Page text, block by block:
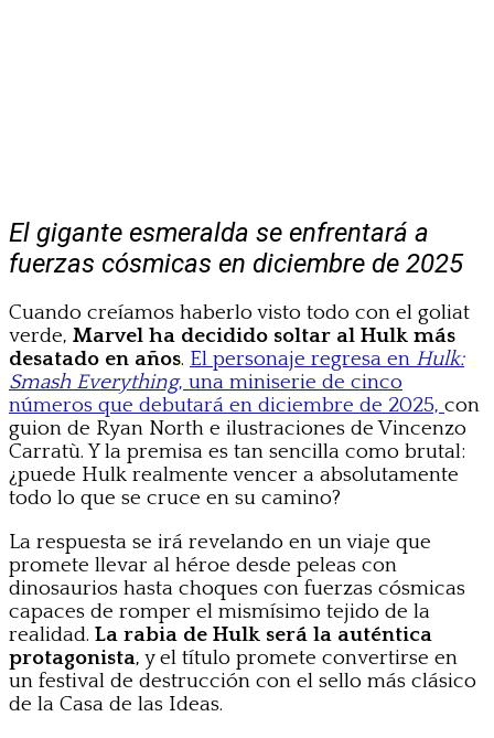
El gigante esmeralda se enfrentará a
fuerzas cósmicas en diciembre de 2025
Cuando creíamos haberlo visto todo con el goliat
verde, Marvel ha decidido soltar al Hulk más
desatado en años. El personaje regresa en Hulk:
Smash Everything, una miniserie de cinco
números que debutará en diciembre de 2025, con
guion de Ryan North e ilustraciones de Vincenzo
Carratù. Y la premisa es tan sencilla como brutal:
¿puede Hulk realmente vencer a absolutamente
todo lo que se cruce en su camino?
La respuesta se irá revelando en un viaje que
promete llevar al héroe desde peleas con
dinosaurios hasta choques con fuerzas cósmicas
capaces de romper el mismísimo tejido de la
realidad. La rabia de Hulk será la auténtica
protagonista, y el título promete convertirse en
un festival de destrucción con el sello más clásico
de la Casa de las Ideas.